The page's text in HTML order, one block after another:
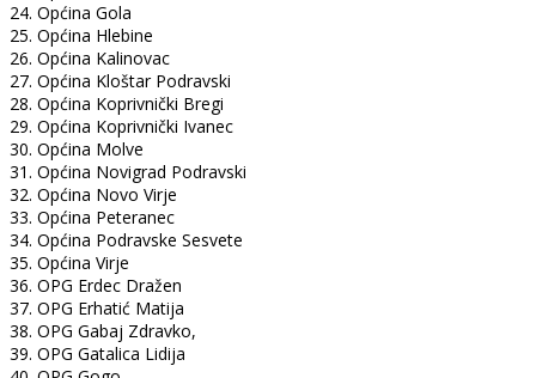
24. Općina Gola
25. Općina Hlebine
26. Općina Kalinovac
27. Općina Kloštar Podravski
28. Općina Koprivnički Bregi
29. Općina Koprivnički Ivanec
30. Općina Molve
31. Općina Novigrad Podravski
32. Općina Novo Virje
33. Općina Peteranec
34. Općina Podravske Sesvete
35. Općina Virje
36. OPG Erdec Dražen
37. OPG Erhatić Matija
38. OPG Gabaj Zdravko,
39. OPG Gatalica Lidija